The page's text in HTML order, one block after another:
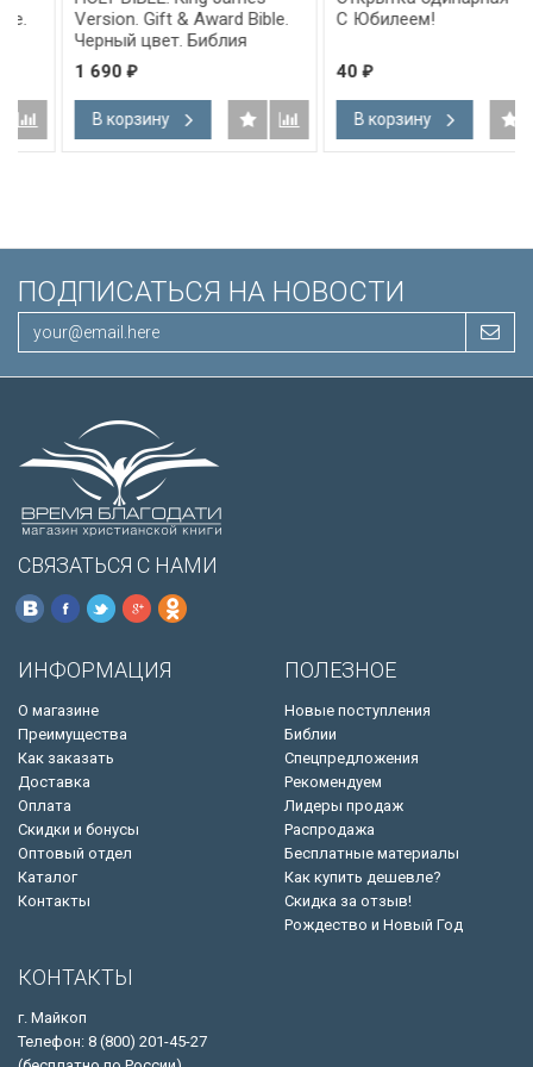
Version. Gift & Award Bible.
Черный цвет. Библия
Короля Иакова на
английском языке.
Словарь, карты, закладка,
подарочная вкладка, слова
Иисуса выделены красным
1 690 ₽
В корзину
С Юбилеем!
В корзину
ПОДПИСАТЬСЯ НА НОВОСТИ
СВЯЗАТЬСЯ С НАМИ
ИНФОРМАЦИЯ
О магазине
Преимущества
Как заказать
Доставка
Оплата
Скидки и бонусы
Оптовый отдел
Каталог
Контакты
ПОЛЕЗНОЕ
Новые поступления
Библии
Спецпредложения
Рекомендуем
Лидеры продаж
Распродажа
Бесплатные материалы
Как купить дешевле?
Скидка за отзыв!
Рождество и Новый Год
КОНТАКТЫ
г. Майкоп
Телефон: 8 (800) 201-45-27